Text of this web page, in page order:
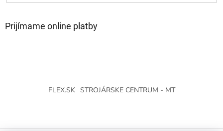
Prijímame online platby
FLEX.SK STROJÁRSKE CENTRUM - MT